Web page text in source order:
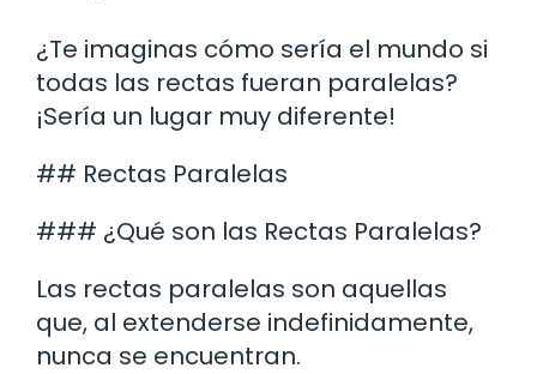
¿Te imaginas cómo sería el mundo si
todas las rectas fueran paralelas?
¡Sería un lugar muy diferente!
## Rectas Paralelas
### ¿Qué son las Rectas Paralelas?
Las rectas paralelas son aquellas
que, al extenderse indefinidamente,
nunca se encuentran.